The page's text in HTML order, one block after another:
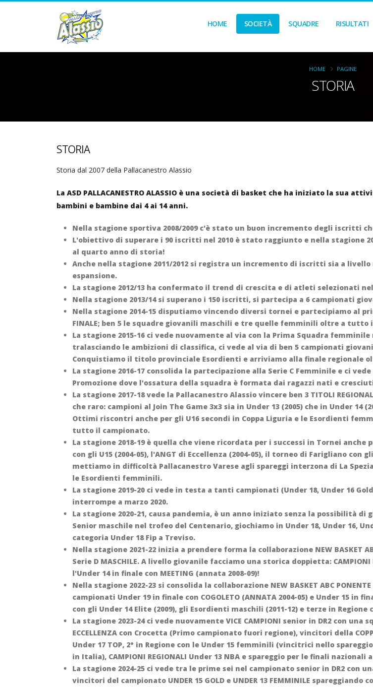
HOME SOCIETÀ SQUADRE RISULTATI
STORIA
HOME PAGINE
STORIA
Storia dal 2007 della Pallacanestro Alassio
La ASD PALLACANESTRO ALASSIO è una società di basket che ha iniziato la sua
bambini e bambine dai 4 ai 14 anni.
Nella stagione sportiva 2008/2009 c'è stato un buon incremento degli iscritti
L'obiettivo di superare i 90 iscritti nel 2010 è stato raggiunto e nella stagione
al quarto anno di storia!
Anche nella stagione 2011/2012 si registra un incremento di iscritti sia a
espansione.
La stagione 2012/13 ha confermato il trend di crescita e di atleti selezionati
Nella stagione 2013/14 si superano i 150 iscritti, si partecipa a 6 campionati
Nella stagione 2014-15 disputiamo vincendo diversi tornei e partecipiamo al
FINALE; ben 5 le squadre giovanili maschili e tre quelle femminili oltre a
La stagione 2015-16 ci vede nuovamente al via con la Prima Squadra
tralasciando le ambizioni di classifica, ci vede al via di ben 5 campionati
Conquistiamo il titolo provinciale Esordienti e arriviamo alla finale regionale
La stagione 2016-17 consolida la partecipazione alla Serie C Femminile e ci
Promozione dove l'ossatura della squadra è formata dai ragazzi nati e
La stagione 2017-18 vede la Pallacanestro Alassio vincere ben 3 TITOLI
che raro: campioni al Join The Game 3x3 sia in Under 13 (2005) che in Under 14
Ottimi riscontri anche per gli U16 secondi in Coppa Liguria e le Esordienti
tutto il campionato.
La stagione 2018-19 è quella che viene ricordata per i successi in Tornei
con gli U15 (2004-05), l'ANGT di Eccellenza (2004-05), il torneo di Farigliano con
mettiamo in difficoltà Pallacanestro Varese agli spareggi interzona di La
le Esordienti femminili.
La stagione 2019-20 ci vede in testa a tanti campionati (Under 18, Under 16
interrompe a marzo 2020.
La stagione 2020-21, causa pandemia, è un anno iniziato senza la possibilità
Senior maschile nel trofeo del Centenario, giochiamo in Under 18, Under 16,
categoria Under 18 Fip a Treviso.
Nella stagione 2021-22 inizia a prendere forma la collaborazione NEW BASKET
Serie D MASCHILE. A livello giovanile facciamo una storica doppietta: CAMPIONI
l'Under 14 in finale con MEETING (annata 2008-09)!
Nella stagione 2022-23 si consolida la collaborazione NEW BASKET ABC
campionati Under 19 in finale con COGOLETO (ANNATA 2004-05) e Under 15 in
con gli Under 14 Elite (2009), gli Esordienti maschili (2011-12) e terze in
La stagione 2023-24 ci vede nuovamente VICE CAMPIONI senior in DR2 con una
ECCELLENZA con Crocetta (Primo campionato fuori regione), vincitori della
Under 17 TOP, 2° in Regione con le Under 15 femminili (vincitrici nello
in Italia), CAMPIONI REGIONALI Under 13 NBA e spareggio per le finali
La stagione 2024-25 ci vede tra le prime sei nel campionato senior in DR2 con
vincitori del campionato UNDER 15 GOLD e UNDER 13 FEMMINILE